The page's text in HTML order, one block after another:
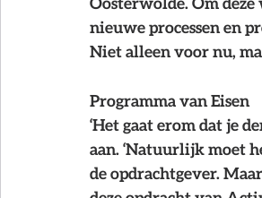
nieuwe processen en
Niet alleen voor nu,
Programma van Eisen
‘Het gaat erom dat je
aan. ‘Natuurlijk moet
de opdrachtgever.